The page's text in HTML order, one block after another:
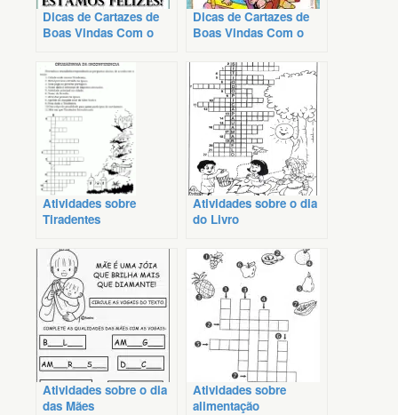
Dicas de Cartazes de
Boas Vindas Com o
Dicas de Cartazes de
Boas Vindas Com o
Atividades sobre
Tiradentes
Atividades sobre o dia
do Livro
Atividades sobre o dia
das Mães
Atividades sobre
alimentação